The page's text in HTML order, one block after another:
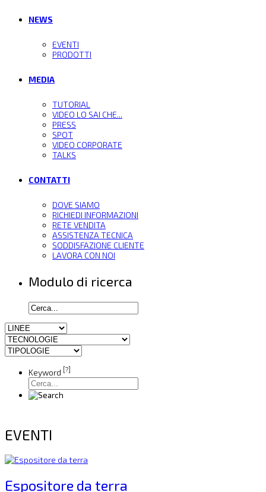
NEWS
EVENTI
PRODOTTI
MEDIA
TUTORIAL
VIDEO LO SAI CHE...
PRESS
SPOT
VIDEO CORPORATE
TALKS
CONTATTI
DOVE SIAMO
RICHIEDI INFORMAZIONI
RETE VENDITA
ASSISTENZA TECNICA
SODDISFAZIONE CLIENTE
LAVORA CON NOI
Modulo di ricerca
Keyword [?]
EVENTI
Espositore da terra